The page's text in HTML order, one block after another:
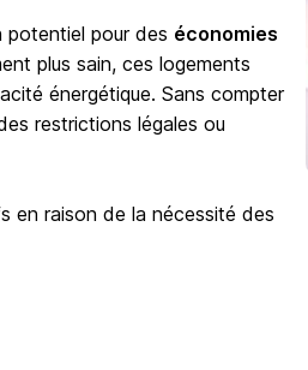
potentiel pour des économies
plus sain, ces logements
énergétique. Sans compter
restrictions légales ou
en raison de la nécessité des